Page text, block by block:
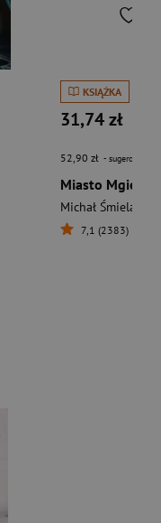
KSIĄŻKA
31,74 zł
52,90 zł - sugerowana
Miasto Mgieł
Michał Śmielak
7,1 (2383)